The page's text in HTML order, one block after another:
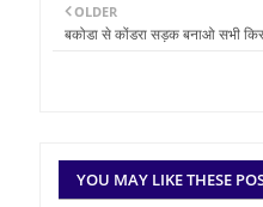
OLDER
बकोडा से कोंडरा सड़क बनाओ सभी
YOU MAY LIKE THESE